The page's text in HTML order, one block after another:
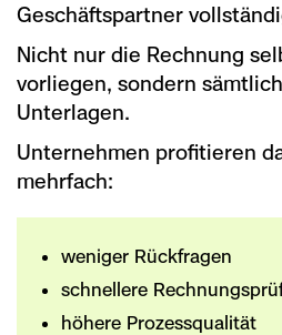
Geschäftspartner
Nicht nur die Rechnung
vorliegen, sondern
Unterlagen.
Unternehmen profitieren
mehrfach:
weniger Rückfragen
schnellere
höhere Prozessqualität